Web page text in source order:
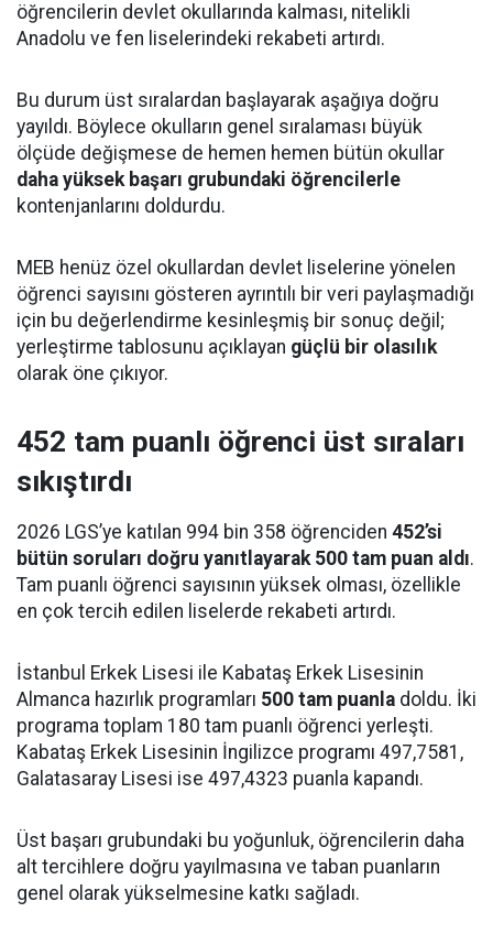
öğrencilerin devlet okullarında kalması, nitelikli
Anadolu ve fen liselerindeki rekabeti artırdı.
Bu durum üst sıralardan başlayarak aşağıya doğru
yayıldı. Böylece okulların genel sıralaması büyük
ölçüde değişmese de hemen hemen bütün okullar
daha yüksek başarı grubundaki öğrencilerle
kontenjanlarını doldurdu.
MEB henüz özel okullardan devlet liselerine yönelen
öğrenci sayısını gösteren ayrıntılı bir veri paylaşmadığı
için bu değerlendirme kesinleşmiş bir sonuç değil;
yerleştirme tablosunu açıklayan güçlü bir olasılık
olarak öne çıkıyor.
452 tam puanlı öğrenci üst sıraları
sıkıştırdı
2026 LGS’ye katılan 994 bin 358 öğrenciden 452’si
bütün soruları doğru yanıtlayarak 500 tam puan aldı.
Tam puanlı öğrenci sayısının yüksek olması, özellikle
en çok tercih edilen liselerde rekabeti artırdı.
İstanbul Erkek Lisesi ile Kabataş Erkek Lisesinin
Almanca hazırlık programları 500 tam puanla doldu. İki
programa toplam 180 tam puanlı öğrenci yerleşti.
Kabataş Erkek Lisesinin İngilizce programı 497,7581,
Galatasaray Lisesi ise 497,4323 puanla kapandı.
Üst başarı grubundaki bu yoğunluk, öğrencilerin daha
alt tercihlere doğru yayılmasına ve taban puanların
genel olarak yükselmesine katkı sağladı.